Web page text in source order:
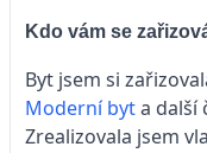
Kdo vám se
Byt jsem si
Moderní byta další
Zrealizovala jsem